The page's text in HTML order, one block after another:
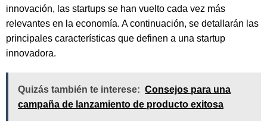
innovación, las startups se han vuelto cada vez más
relevantes en la economía. A continuación, se detallarán las
principales características que definen a una startup
innovadora.
Quizás también te interese: Consejos para una
campaña de lanzamiento de producto exitosa